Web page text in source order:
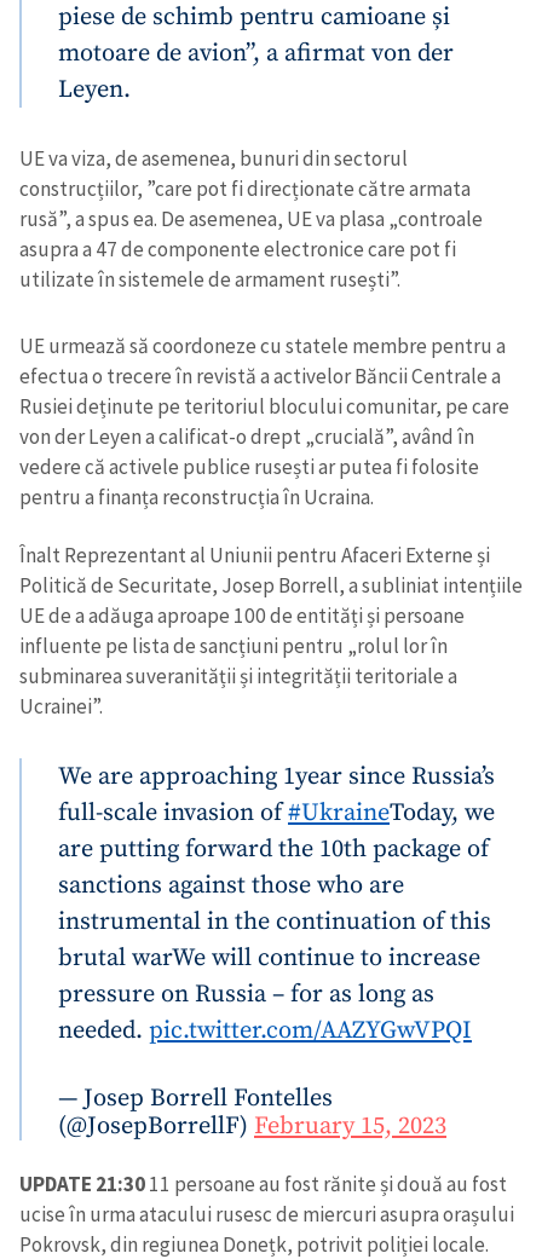
piese de schimb pentru camioane și
motoare de avion”, a afirmat von der
Leyen.
UE va viza, de asemenea, bunuri din sectorul
construcțiilor, ”care pot fi direcționate către armata
rusă”, a spus ea. De asemenea, UE va plasa „controale
asupra a 47 de componente electronice care pot fi
utilizate în sistemele de armament rusești”.
UE urmează să coordoneze cu statele membre pentru a
efectua o trecere în revistă a activelor Băncii Centrale a
Rusiei deținute pe teritoriul blocului comunitar, pe care
von der Leyen a calificat-o drept „crucială”, având în
vedere că activele publice rusești ar putea fi folosite
pentru a finanța reconstrucția în Ucraina.
Înalt Reprezentant al Uniunii pentru Afaceri Externe și
Politică de Securitate, Josep Borrell, a subliniat intențiile
UE de a adăuga aproape 100 de entități și persoane
influente pe lista de sancțiuni pentru „rolul lor în
subminarea suveranității și integrității teritoriale a
Ucrainei”.
We are approaching 1year since Russia’s
full-scale invasion of#UkraineToday, we
are putting forward the 10th package of
sanctions against those who are
instrumental in the continuation of this
brutal warWe will continue to increase
pressure on Russia – for as long as
needed. pic.twitter.com/AAZYGwVPQI
— Josep Borrell Fontelles
(@JosepBorrellF) February 15, 2023
UPDATE 21:3011 persoane au fost rănite și două au fost
ucise în urma atacului rusesc de miercuri asupra orașului
Pokrovsk, din regiunea Donețk, potrivit poliției locale.